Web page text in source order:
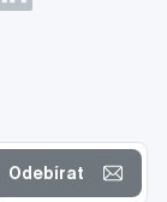
Odebírat